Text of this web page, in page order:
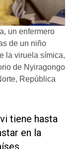
un enfermero
de un niño
la viruela símica,
de Nyiragongo
República
tiene hasta
en la